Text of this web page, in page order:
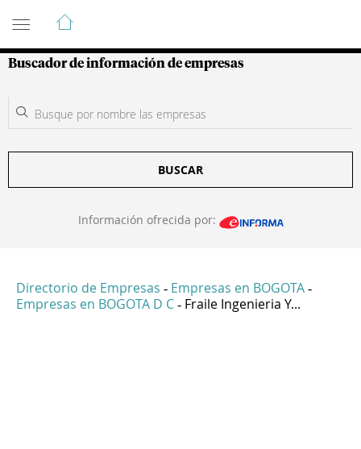
Guía de Empresas Colombianas
Buscador de información de empresas
BUSCAR
Información ofrecida por:
Directorio de Empresas - Empresas en BOGOTA -
Empresas en BOGOTA D C - Fraile Ingenieria Y...